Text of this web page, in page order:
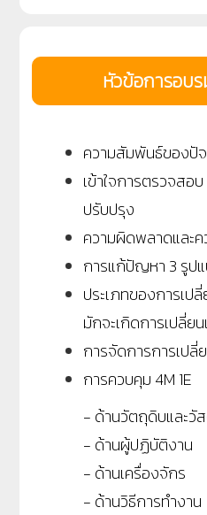
หัวข้อการอบ
ความสัมพันธ์ของปั
เข้าใจการตรวจสอ
ปรับปรุง
ความผิดพลาดและ
การแก้ปัญหา 3 รูป
ประเภทของการเป
มักจะเกิดการเปลี่ย
การจัดการการเปลี่
การควบคุม 4M 1E
- ด้านวัตถุดิบและวั
- ด้านผู้ปฏิบัติงาน
- ด้านเครื่องจักร
- ด้านวิธีการทำงาน